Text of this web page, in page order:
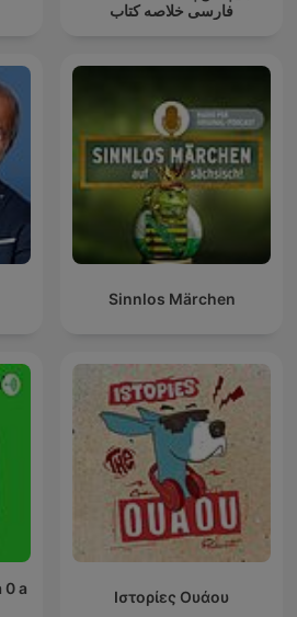
فارسی خلاصه کتاب
Sinnlos Märchen
0 a
Ιστορίες Ουάου